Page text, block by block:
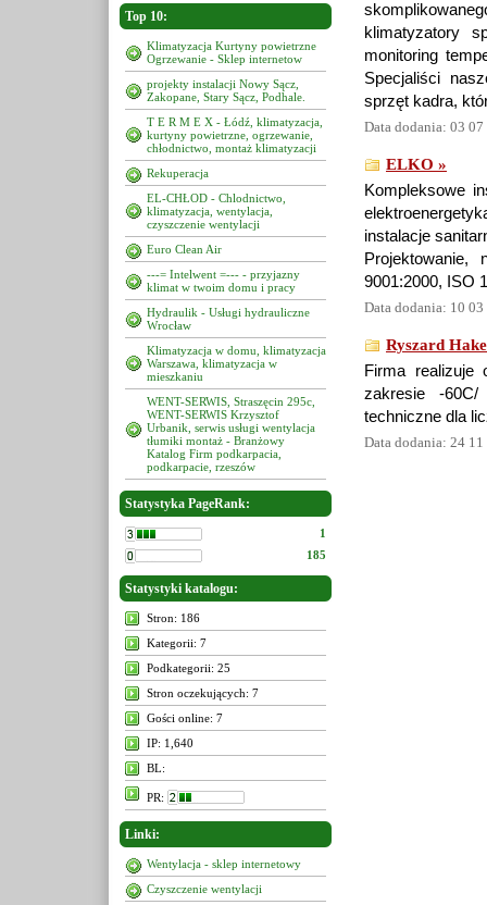
Top 10:
Klimatyzacja Kurtyny powietrzne
Ogrzewanie - Sklep internetow
projekty instalacji Nowy Sącz,
Zakopane, Stary Sącz, Podhale.
T E R M E X - Łódź, klimatyzacja,
kurtyny powietrzne, ogrzewanie,
chłodnictwo, montaż klimatyzacji
Rekuperacja
EL-CHŁOD - Chlodnictwo,
klimatyzacja, wentylacja,
czyszczenie wentylacji
Euro Clean Air
---= Intelwent =--- - przyjazny
klimat w twoim domu i pracy
Hydraulik - Usługi hydrauliczne
Wrocław
Klimatyzacja w domu, klimatyzacja
Warszawa, klimatyzacja w
mieszkaniu
WENT-SERWIS, Straszęcin 295c,
WENT-SERWIS Krzysztof
Urbanik, serwis usługi wentylacja
tłumiki montaż - Branżowy
Katalog Firm podkarpacia,
podkarpacie, rzeszów
Statystyka PageRank:
1
185
Statystyki katalogu:
Stron: 186
Kategorii: 7
Podkategorii: 25
Stron oczekujących: 7
Gości online: 7
IP: 1,640
BL:
PR:
Linki:
Wentylacja - sklep internetowy
Czyszczenie wentylacji
klimatyzatory
monitoring
Specjaliści
sprzęt kadra,
Data dodania: 03
ELKO »
Kompleksowe
instalacje
Projektowanie,
9001:2000, ISO
Data dodania: 10
Ryszard
Firma realizuje
zakresie -
techniczne dla
Data dodania: 24